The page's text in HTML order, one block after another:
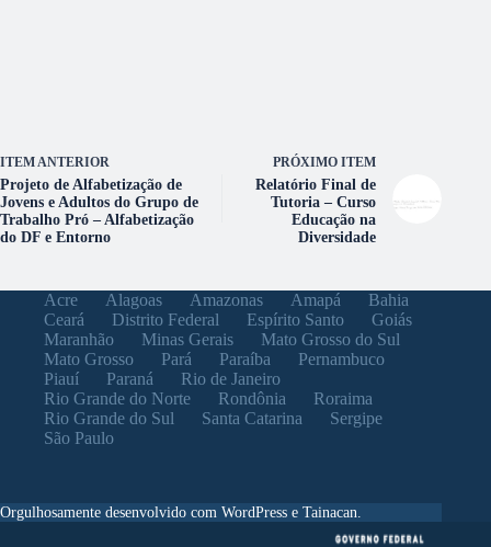
ITEM ANTERIOR
Projeto de Alfabetização de
Jovens e Adultos do Grupo de
Trabalho Pró – Alfabetização
do DF e Entorno
PRÓXIMO ITEM
Relatório Final de
Tutoria – Curso
Educação na
Diversidade
Acre Alagoas Amazonas Amapá
Bahia
Ceará
Distrito Federal Espírito Santo
Goiás
Maranhão
Minas Gerais
Mato Grosso do Sul
Mato Grosso
Pará Paraíba
Pernambuco
Piauí
Paraná
Rio de Janeiro
Rio Grande do Norte
Rondônia
Roraima
Rio Grande do Sul
Santa Catarina
Sergipe
São Paulo
Orgulhosamente desenvolvido com WordPress e Tainacan.